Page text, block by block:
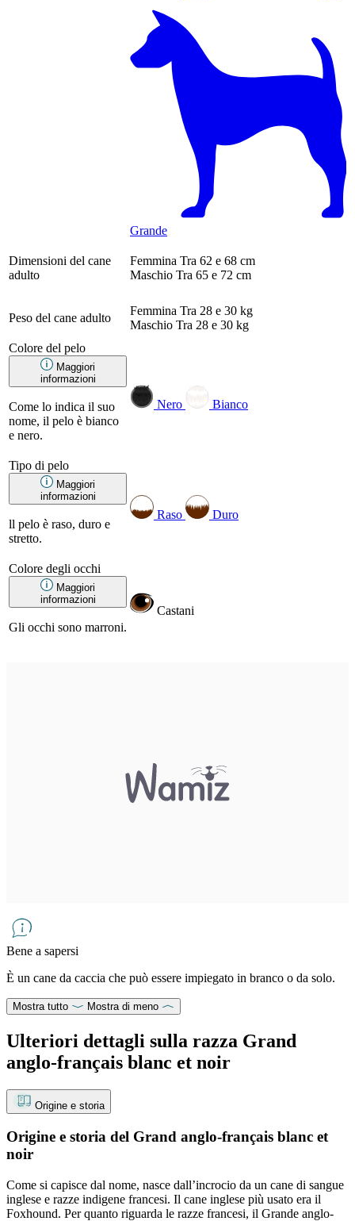
Grande
Dimensioni del cane
adulto
Femmina Tra 62 e 68 cm
Maschio Tra 65 e 72 cm
Peso del cane adulto
Femmina Tra 28 e 30 kg
Maschio Tra 28 e 30 kg
Colore del pelo
Maggiori
informazioni
Come lo indica il suo
nome, il pelo è bianco
e nero.
Nero Bianco
Tipo di pelo
Maggiori
informazioni
ll pelo è raso, duro e
stretto.
Raso Duro
Colore degli occhi
Maggiori
informazioni
Gli occhi sono marroni.
Castani
Bene a sapersi
È un cane da caccia che può essere impiegato in branco o da solo.
Mostra tutto Mostra di meno
Ulteriori dettagli sulla razza Grand
anglo-français blanc et noir
Origine e storia
Origine e storia del Grand anglo-français blanc et
noir
Come si capisce dal nome, nasce dall’incrocio da un cane di sangue
inglese e razze indigene francesi. Il cane inglese più usato era il
Foxhound. Per quanto riguarda le razze francesi, il Grande anglo-